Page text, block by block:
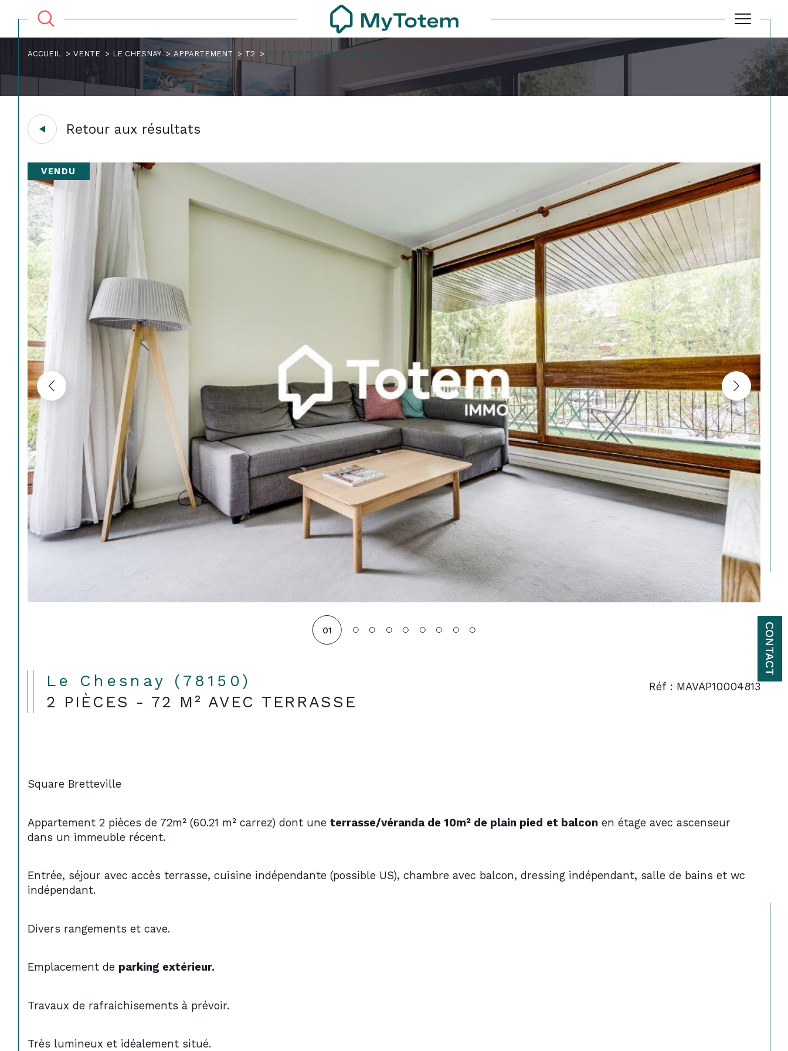
CONTACT
ACCUEIL VENTE LE CHESNAY APPARTEMENT T2 2 PIECES 72 M AVEC TERRASSE
Retour aux résultats
VENDU
01
Le Chesnay (78150)
2 PIÈCES - 72 M² AVEC TERRASSE
Réf : MAVAP10004813
Square Bretteville
Appartement 2 pièces de 72m² (60.21 m² carrez) dont une terrasse/véranda de 10m² de plain pied et balcon en étage avec ascenseur
dans un immeuble récent.
Entrée, séjour avec accès terrasse, cuisine indépendante (possible US), chambre avec balcon, dressing indépendant, salle de bains et wc
indépendant.
Divers rangements et cave.
Emplacement de parking extérieur.
Travaux de rafraichisements à prévoir.
Très lumineux et idéalement situé.